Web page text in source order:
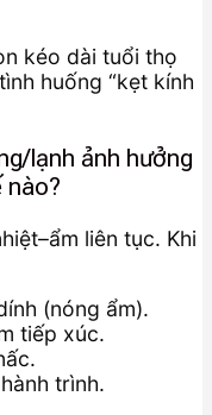
kéo dài tuổi thọ
huống “kẹt kính
lạnh ảnh hưởng
nào?
liên tục. Khi
(nóng ẩm).
tiếp xúc.
trình.